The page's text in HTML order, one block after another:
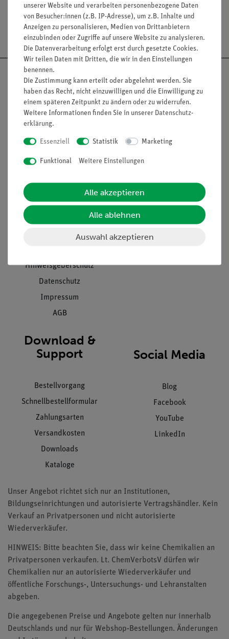
Versandkostenfrei ab 300,- €
Nach oben
Informationen
Projekte und Lösungen
Stellenangebote
Hinweisgeberschutz
Datenschutz
Impressum
AGB
Übersicht Service
Beratung & Showroom
Inventarisierungs- &
Download &
Support
Bestellvorgang
Schnellbestellformular
Zahlungsarten
Versandkosten
Downloads
Kataloge
Social Media
Blog
Facebook
YouTube
LinkedIn
Unser Angebot richtet sich nur an Institutionen,
Bildungseinrichtungen und autorisierte Vertragshändler. Kein
Verkauf an Privatpersonen und nicht autorisierte
Wiederverkäufer.
HINWEIS: Bitte beachten Sie, dass wir keine Chemikalien an
Privatpersonen verkaufen. Lt. ChemVerbotsV dürfen wir
Chemikalien nur an autorisierte Wiederverkäufer und
öffentliche Forschungs-, Untersuchungs- und Lehranstalten
abgeben.
Die angegebenen Preise und Angebote gelten nur innerhalb
Deutschlands und nur für Webshop-Bestellungen. Änderungen
unserer Website und verarbeiten personenbezogene Daten
von Besucher:innen (z.B. IP-Adresse), um z.B. Inhalte und
Anzeigen zu personalisieren, Medien von Drittanbietern
einzubinden oder Zugriffe auf unsere Website zu analysieren.
Die Datenverarbeitung erfolgt erst durch gesetzte Cookies.
Wir teilen Daten mit Dritten, die wir in den Einstellungen
benennen.
Die Zustimmung kann erteilt oder abgelehnt werden. Sie
haben das Recht, nicht einzuwilligen und die Einwilligung zu
einem späteren Zeitpunkt zu ändern oder zu widerrufen.
Weitere Informationen finden Sie in unserer Daten­schutz­
erklärung.
Essenziell Statistik Marketing
Funktional Weitere Einstellungen
Alle akzeptieren
Alle ablehnen
Auswahl akzeptieren